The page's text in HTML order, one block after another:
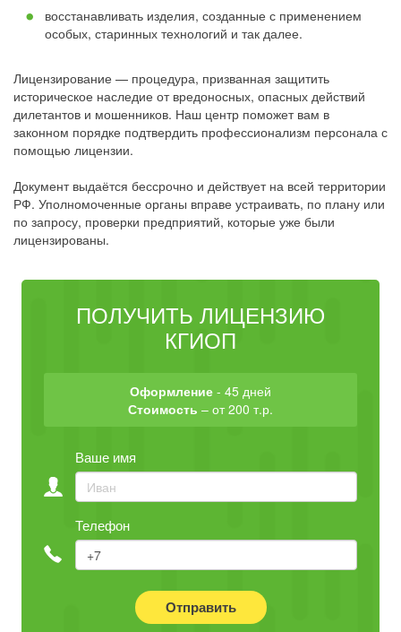
восстанавливать изделия, созданные с применением
особых, старинных технологий и так далее.
Лицензирование — процедура, призванная защитить
историческое наследие от вредоносных, опасных действий
дилетантов и мошенников. Наш центр поможет вам в
законном порядке подтвердить профессионализм персонала с
помощью лицензии.
Документ выдаётся бессрочно и действует на всей территории
РФ. Уполномоченные органы вправе устраивать, по плану или
по запросу, проверки предприятий, которые уже были
лицензированы.
ПОЛУЧИТЬ ЛИЦЕНЗИЮ
КГИОП
Оформление - 45 дней
Стоимость – от 200 т.р.
Ваше имя
Телефон
Отправить